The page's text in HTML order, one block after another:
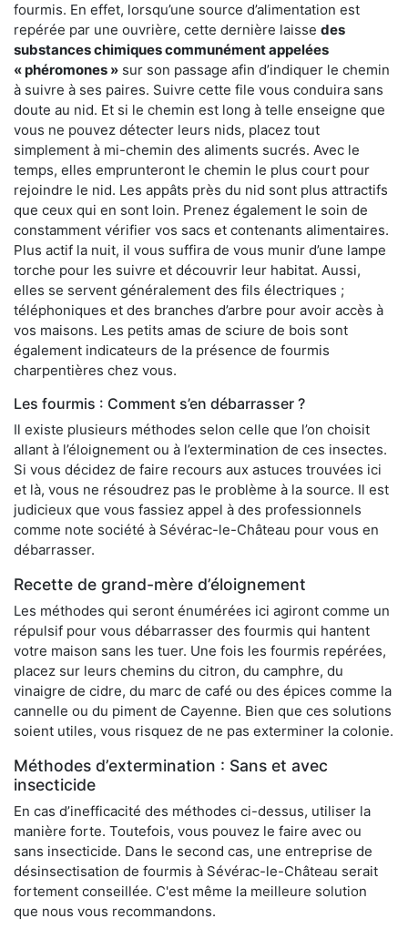
fourmis. En effet, lorsqu’une source d’alimentation est
repérée par une ouvrière, cette dernière laisse des
substances chimiques communément appelées
« phéromones » sur son passage afin d’indiquer le chemin
à suivre à ses paires. Suivre cette file vous conduira sans
doute au nid. Et si le chemin est long à telle enseigne que
vous ne pouvez détecter leurs nids, placez tout
simplement à mi-chemin des aliments sucrés. Avec le
temps, elles emprunteront le chemin le plus court pour
rejoindre le nid. Les appâts près du nid sont plus attractifs
que ceux qui en sont loin. Prenez également le soin de
constamment vérifier vos sacs et contenants alimentaires.
Plus actif la nuit, il vous suffira de vous munir d’une lampe
torche pour les suivre et découvrir leur habitat. Aussi,
elles se servent généralement des fils électriques ;
téléphoniques et des branches d’arbre pour avoir accès à
vos maisons. Les petits amas de sciure de bois sont
également indicateurs de la présence de fourmis
charpentières chez vous.
Les fourmis : Comment s’en débarrasser ?
Il existe plusieurs méthodes selon celle que l’on choisit
allant à l’éloignement ou à l’extermination de ces insectes.
Si vous décidez de faire recours aux astuces trouvées ici
et là, vous ne résoudrez pas le problème à la source. Il est
judicieux que vous fassiez appel à des professionnels
comme note société à Sévérac-le-Château pour vous en
débarrasser.
Recette de grand-mère d’éloignement
Les méthodes qui seront énumérées ici agiront comme un
répulsif pour vous débarrasser des fourmis qui hantent
votre maison sans les tuer. Une fois les fourmis repérées,
placez sur leurs chemins du citron, du camphre, du
vinaigre de cidre, du marc de café ou des épices comme la
cannelle ou du piment de Cayenne. Bien que ces solutions
soient utiles, vous risquez de ne pas exterminer la colonie.
Méthodes d’extermination : Sans et avec
insecticide
En cas d’inefficacité des méthodes ci-dessus, utiliser la
manière forte. Toutefois, vous pouvez le faire avec ou
sans insecticide. Dans le second cas, une entreprise de
désinsectisation de fourmis à Sévérac-le-Château serait
fortement conseillée. C'est même la meilleure solution
que nous vous recommandons.